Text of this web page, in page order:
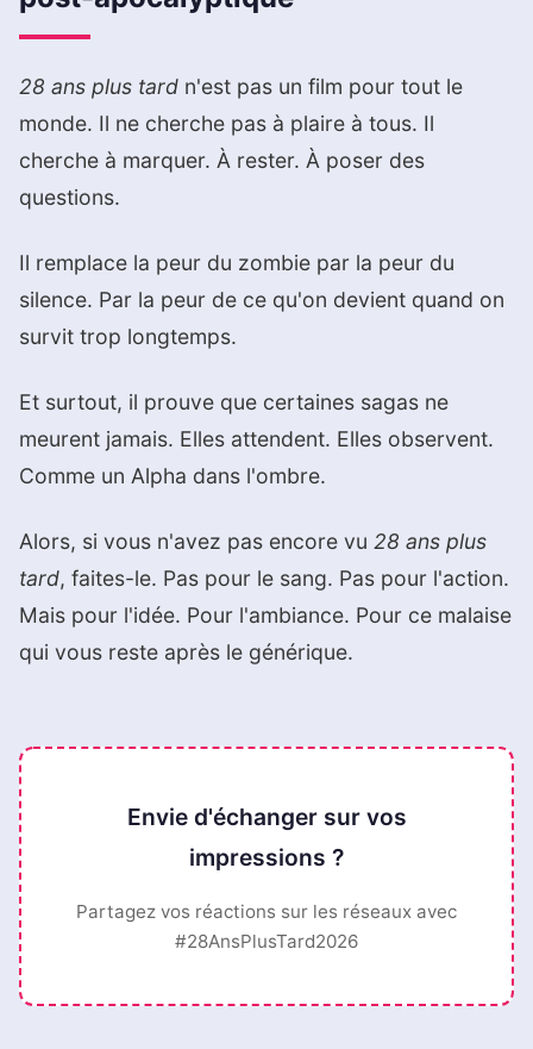
28 ans plus tard n'est pas un film pour tout le
monde. Il ne cherche pas à plaire à tous. Il
cherche à marquer. À rester. À poser des
questions.
Il remplace la peur du zombie par la peur du
silence. Par la peur de ce qu'on devient quand on
survit trop longtemps.
Et surtout, il prouve que certaines sagas ne
meurent jamais. Elles attendent. Elles observent.
Comme un Alpha dans l'ombre.
Alors, si vous n'avez pas encore vu 28 ans plus
tard, faites-le. Pas pour le sang. Pas pour l'action.
Mais pour l'idée. Pour l'ambiance. Pour ce malaise
qui vous reste après le générique.
Envie d'échanger sur vos
impressions ?
Partagez vos réactions sur les réseaux avec
#28AnsPlusTard2026